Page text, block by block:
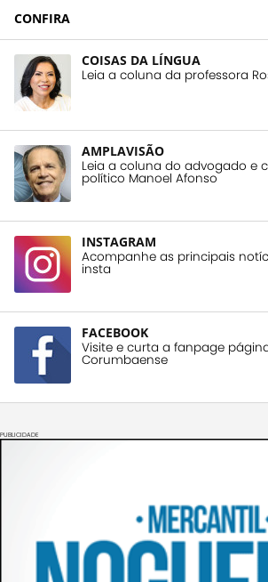
CONFIRA
COISAS DA LÍNGUA
Leia a coluna da professora
AMPLAVISÃO
Leia a coluna do advogado e
político Manoel Afonso
INSTAGRAM
Acompanhe as principais
insta
FACEBOOK
Visite e curta a fanpage
Corumbaense
PUBLICIDADE